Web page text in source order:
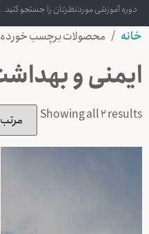
خانه / محصولات برچسب خورده
ایمنی و
Showing all 2 results